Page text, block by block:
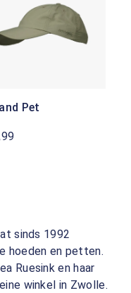
Pet
sinds 1992
hoeden en petten.
Ruesink en haar
winkel in Zwolle.